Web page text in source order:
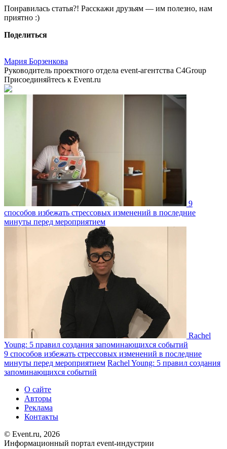
Понравилась статья?! Расскажи друзьям — им полезно, нам
приятно :)
Поделиться
Мария Борзенкова
Руководитель проектного отдела event-агентства C4Group
Присоединяйтесь к Event.ru
9
способов избежать стрессовых изменений в последние
минуты перед мероприятием
Rachel
Young: 5 правил создания запоминающихся событий
9 способов избежать стрессовых изменений в последние
минуты перед мероприятием Rachel Young: 5 правил создания
запоминающихся событий
О сайте
Авторы
Реклама
Контакты
© Event.ru, 2026
Информационный портал event-индустрии